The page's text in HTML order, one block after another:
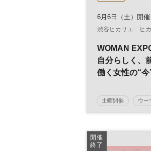
6月6日（土）開催
渋谷ヒカリエ ヒ
WOMAN
自分らしく、
働く女性の“
土曜開催 ウー
ダイバーシティ
開催
終了